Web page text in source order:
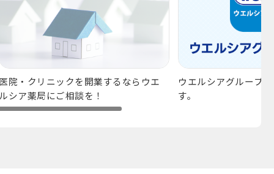
院・クリニックを開業するならウエ
シア薬局にご相談を！
ウエルシアグループ
す。